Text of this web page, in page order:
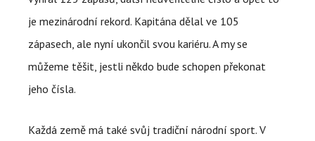
je mezinárodní rekord. Kapitána dělal ve 105
zápasech, ale nyní ukončil svou kariéru. A my se
můžeme těšit, jestli někdo bude schopen překonat
jeho čísla.
Každá země má také svůj tradiční národní sport. V